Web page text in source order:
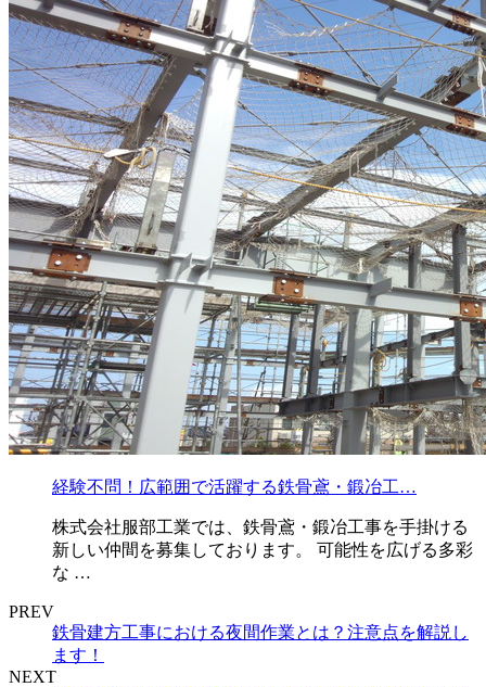
経験不問！広範囲で活躍する鉄骨鳶・鍛冶工…
株式会社服部工業では、鉄骨鳶・鍛冶工事を手掛ける
新しい仲間を募集しております。 可能性を広げる多彩
な …
PREV
鉄骨建方工事における夜間作業とは？注意点を解説し
ます！
NEXT